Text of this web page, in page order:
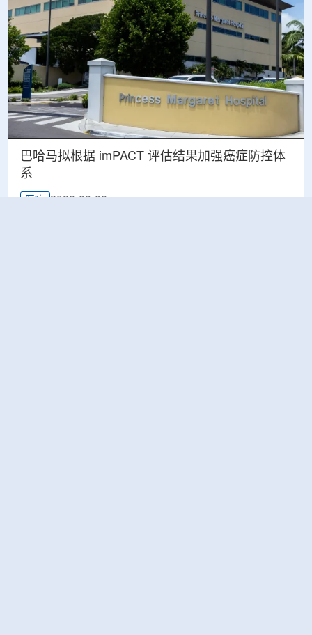
巴哈马拟根据 imPACT 评估结果加强癌症防控体
系
医疗 2026-08-06